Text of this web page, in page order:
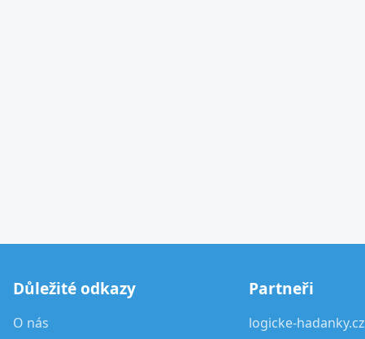
Důležité odkazy
O nás
Partneři
logicke-hadanky.cz